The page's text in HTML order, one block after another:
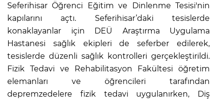
Seferihisar Öğrenci Eğitim ve Dinlenme Tesisi'nin
kapılarını açtı. Seferihisar’daki tesislerde
konaklayanlar için DEÜ Araştırma Uygulama
Hastanesi sağlık ekipleri de seferber edilerek,
tesislerde düzenli sağlık kontrolleri gerçekleştirildi.
Fizik Tedavi ve Rehabilitasyon Fakültesi öğretim
elemanları ve öğrencileri tarafından
depremzedelere fizik tedavi uygulanırken, Diş